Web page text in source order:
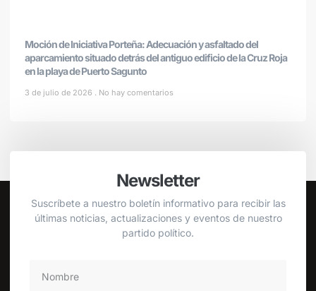
Moción de Iniciativa Porteña: Adecuación y asfaltado del
aparcamiento situado detrás del antiguo edificio de la Cruz Roja
en la playa de Puerto Sagunto
3 de julio de 2026 No hay comentarios
Newsletter
Suscríbete a nuestro boletín informativo para recibir las
últimas noticias, actualizaciones y eventos de nuestro
partido político.